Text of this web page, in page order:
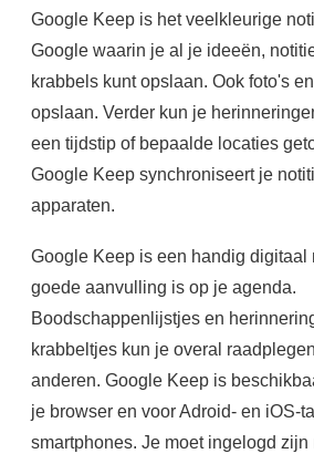
Google Keep is het veelkleurige
Google waarin je al je ideeën,
krabbels kunt opslaan. Ook foto's
opslaan. Verder kun je
een tijdstip of bepaalde locaties
Google Keep synchroniseert je
apparaten.
Google Keep is een handig digitaal
goede aanvulling is op je agenda.
Boodschappenlijstjes en
krabbeltjes kun je overal
anderen. Google Keep is
je browser en voor Adroid- en iOS-
smartphones. Je moet ingelogd zijn